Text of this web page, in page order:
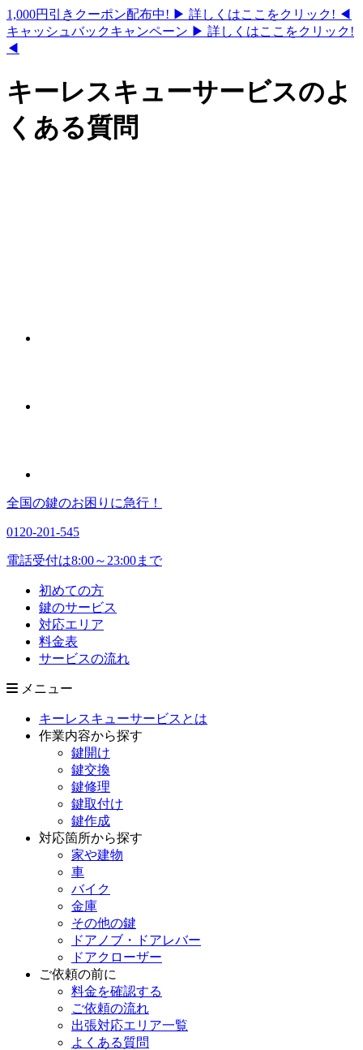
1,000円引きクーポン配布中! ▶ 詳しくはここをクリック! ◀
キャッシュバックキャンペーン ▶ 詳しくはここをクリック!
◀
キーレスキューサービスのよ
くある質問
全国の鍵のお困りに急行！
0120-201-545
電話受付は8:00～23:00まで
初めての方
鍵のサービス
対応エリア
料金表
サービスの流れ
メニュー
キーレスキューサービスとは
作業内容から探す
鍵開け
鍵交換
鍵修理
鍵取付け
鍵作成
対応箇所から探す
家や建物
車
バイク
金庫
その他の鍵
ドアノブ・ドアレバー
ドアクローザー
ご依頼の前に
料金を確認する
ご依頼の流れ
出張対応エリア一覧
よくある質問